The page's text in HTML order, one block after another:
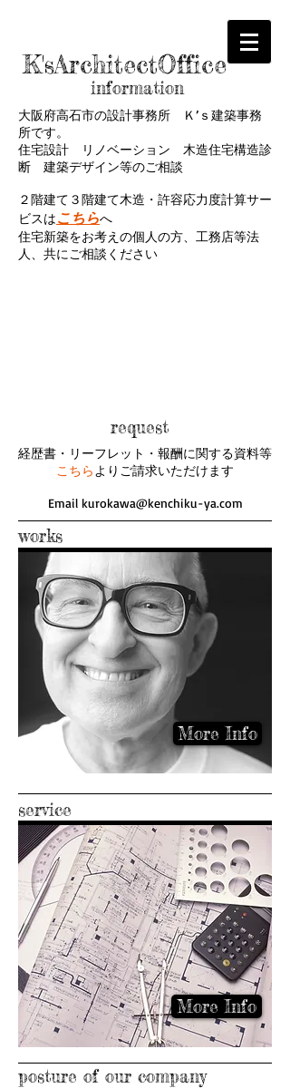
K'sArchitectOffice
information
大阪府高石市の設計事務所 Ｋ’ｓ建築事務
所です。
住宅設計 リノベーション 木造住宅構造診
断 建築デザイン等のご相談
２階建て３階建て木造・許容応力度計算サー
ビスはこちらへ
​住宅新築をお考えの個人の方、工務店等法
人、共にご相談ください
request
経歴書・リーフレット・報酬に関する資料等
こちら よりご請求いただけます
Email kurokawa@kenchiku-ya.com
works
More Info
service
More Info
posture of our company